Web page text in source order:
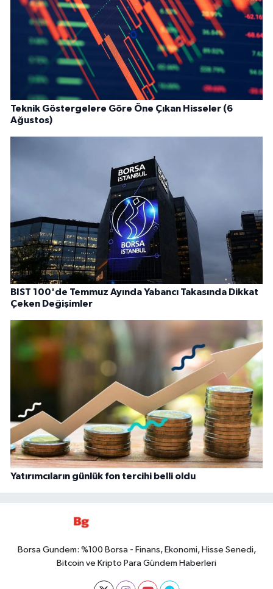
Teknik Göstergelere Göre Öne Çıkan Hisseler (6
Ağustos)
BIST 100'de Temmuz Ayında Yabancı Takasında Dikkat
Çeken Değişimler
Yatırımcıların günlük fon tercihi belli oldu
Borsa Gundem: %100 Borsa - Finans, Ekonomi, Hisse Senedi,
Bitcoin ve Kripto Para Gündem Haberleri